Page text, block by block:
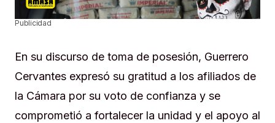
Publicidad
En su discurso de toma de posesión, Guerrero
Cervantes expresó su gratitud a los afiliados de
la Cámara por su voto de confianza y se
comprometió a fortalecer la unidad y el apoyo al